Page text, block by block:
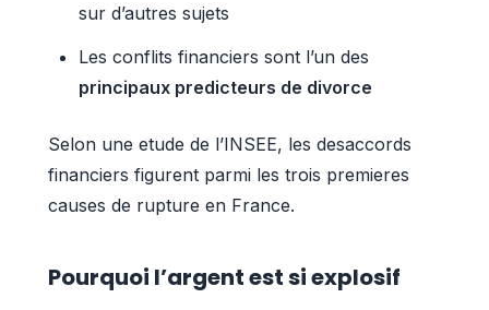
sur d’autres sujets
Les conflits financiers sont l’un des
principaux predicteurs de divorce
Selon une etude de l’INSEE, les desaccords
financiers figurent parmi les trois premieres
causes de rupture en France.
Pourquoi l’argent est si explosif